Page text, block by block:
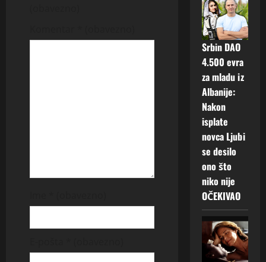
Srbin DAO
4.500 evra
za mladu iz
Albanije:
Nakon
isplate
novca Ljubi
se desilo
ono što
niko nije
OČEKIVAO